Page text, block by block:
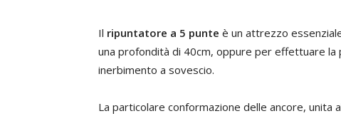
Il ripuntatore a 5 punte è un attrezzo
una profondità di 40cm, oppure per effettuare la
inerbimento a sovescio.
La particolare conformazione delle ancore, unita